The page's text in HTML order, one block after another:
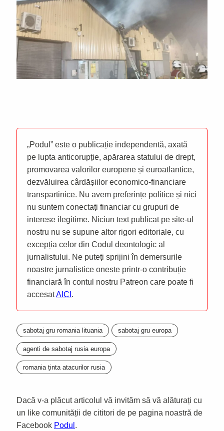
„Podul” este o publicație independentă, axată
pe lupta anticorupție, apărarea statului de drept,
promovarea valorilor europene și euroatlantice,
dezvăluirea cârdășiilor economico-financiare
transpartinice. Nu avem preferințe politice și nici
nu suntem conectați financiar cu grupuri de
interese ilegitime. Niciun text publicat pe site-ul
nostru nu se supune altor rigori editoriale, cu
excepția celor din Codul deontologic al
jurnalistului. Ne puteți sprijini în demersurile
noastre jurnalistice oneste printr-o contribuție
financiară în contul nostru Patreon care poate fi
accesatAICI .
sabotaj gru romania lituania sabotaj gru europa
agenti de sabotaj rusia europa
romania ținta atacurilor rusia
Dacă v-a plăcut articolul vă invităm să vă alăturați cu
un like comunității de cititori de pe pagina noastră de
Facebook Podul .